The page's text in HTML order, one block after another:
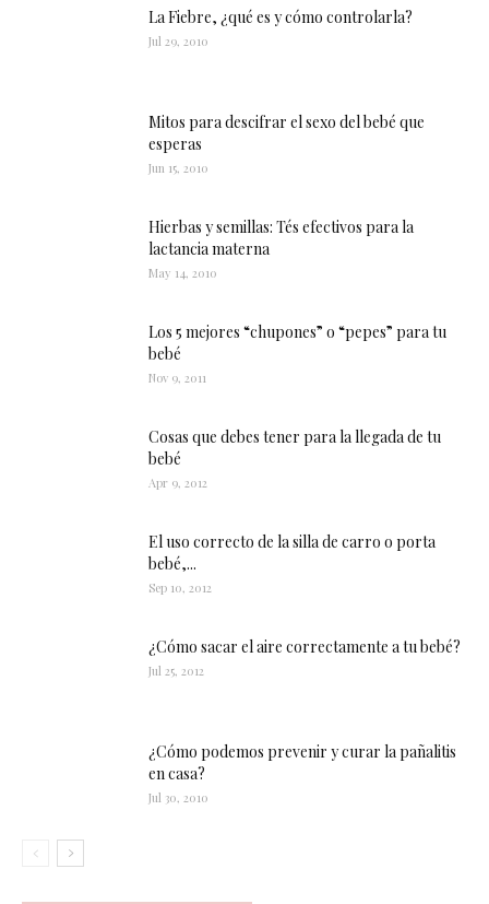
La Fiebre, ¿qué es y cómo controlarla?
Jul 29, 2010
Mitos para descifrar el sexo del bebé que
esperas
Jun 15, 2010
Hierbas y semillas: Tés efectivos para la
lactancia materna
May 14, 2010
Los 5 mejores “chupones” o “pepes” para tu
bebé
Nov 9, 2011
Cosas que debes tener para la llegada de tu
bebé
Apr 9, 2012
El uso correcto de la silla de carro o porta
bebé,...
Sep 10, 2012
¿Cómo sacar el aire correctamente a tu bebé?
Jul 25, 2012
¿Cómo podemos prevenir y curar la pañalitis
en casa?
Jul 30, 2010